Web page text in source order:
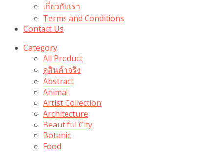
เกี่ยวกับเรา
Terms and Conditions
Contact Us
Category
All Product
ดูสินค้าจริง
Abstract
Animal
Artist Collection
Architecture
Beautiful City
Botanic
Food